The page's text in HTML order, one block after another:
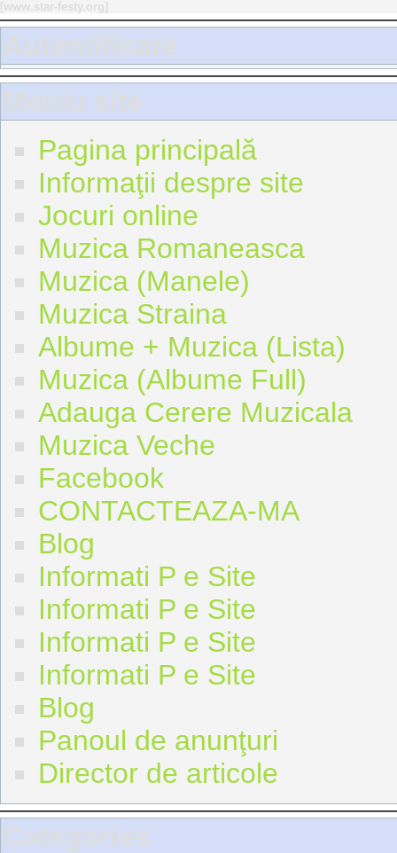
Autentificare
Meniu site
Pagina principală
Informaţii despre site
Jocuri online
Muzica Romaneasca
Muzica (Manele)
Muzica Straina
Albume + Muzica (Lista)
Muzica (Albume Full)
Adauga Cerere Muzicala
Muzica Veche
Facebook
CONTACTEAZA-MA
Blog
Informati P e Site
Informati P e Site
Informati P e Site
Informati P e Site
Blog
Panoul de anunţuri
Director de articole
Categories